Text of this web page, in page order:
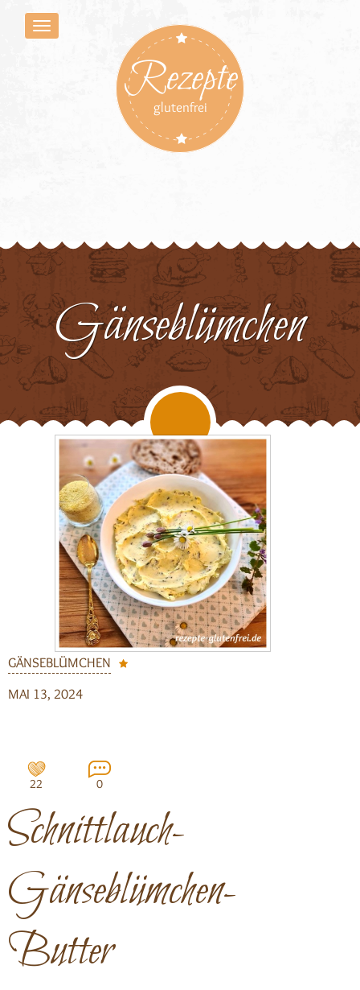
Rezepte
glutenfrei
Gänseblümchen
GÄNSEBLÜMCHEN
MAI 13, 2024
22 0
Schnittlauch-
Gänseblümchen-
Butter